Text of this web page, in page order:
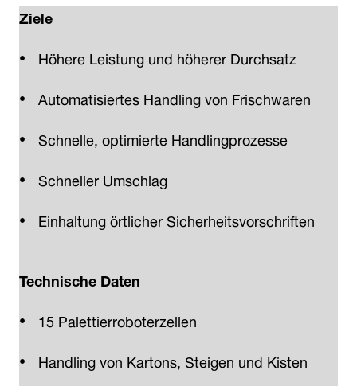
Ziele
Höhere Leistung und höherer Durchsatz
Automatisiertes Handling von Frischwaren
Schnelle, optimierte Handlingprozesse
Schneller Umschlag
Einhaltung örtlicher Sicherheitsvorschriften
Technische Daten
15 Palettierroboterzellen
Handling von Kartons, Steigen und Kisten